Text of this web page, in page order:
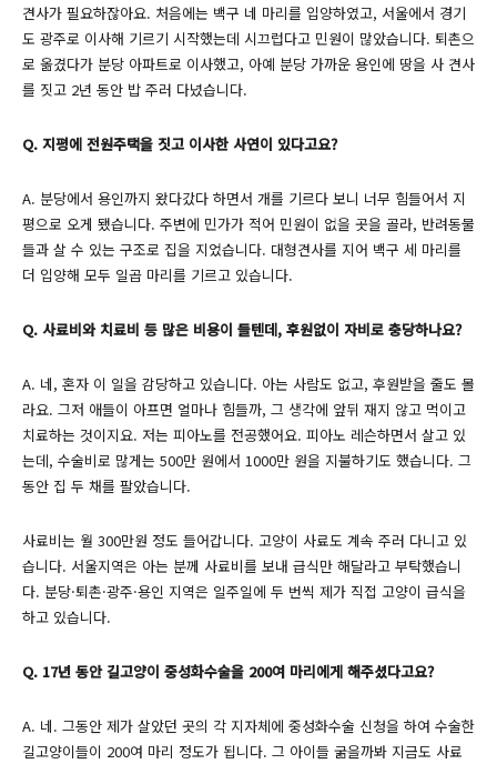
견사가 필요하잖아요. 처음에는 백구 네 마리를 입양하였고, 서울에서 경기
도 광주로 이사해 기르기 시작했는데 시끄럽다고 민원이 많았습니다. 퇴촌으
로 옮겼다가 분당 아파트로 이사했고, 아예 분당 가까운 용인에 땅을 사 견사
를 짓고 2년 동안 밥 주러 다녔습니다.
Q. 지평에 전원주택을 짓고 이사한 사연이 있다고요?
A. 분당에서 용인까지 왔다갔다 하면서 개를 기르다 보니 너무 힘들어서 지
평으로 오게 됐습니다. 주변에 민가가 적어 민원이 없을 곳을 골라, 반려동물
들과 살 수 있는 구조로 집을 지었습니다. 대형견사를 지어 백구 세 마리를
더 입양해 모두 일곱 마리를 기르고 있습니다.
Q. 사료비와 치료비 등 많은 비용이 들텐데, 후원없이 자비로 충당하나요?
A. 네, 혼자 이 일을 감당하고 있습니다. 아는 사람도 없고, 후원받을 줄도 몰
라요. 그저 애들이 아프면 얼마나 힘들까, 그 생각에 앞뒤 재지 않고 먹이고
치료하는 것이지요. 저는 피아노를 전공했어요. 피아노 레슨하면서 살고 있
는데, 수술비로 많게는 500만 원에서 1000만 원을 지불하기도 했습니다. 그
동안 집 두 채를 팔았습니다.
사료비는 월 300만원 정도 들어갑니다. 고양이 사료도 계속 주러 다니고 있
습니다. 서울지역은 아는 분께 사료비를 보내 급식만 해달라고 부탁했습니
다. 분당·퇴촌·광주·용인 지역은 일주일에 두 번씩 제가 직접 고양이 급식을
하고 있습니다.
Q. 17년 동안 길고양이 중성화수술을 200여 마리에게 해주셨다고요?
A. 네. 그동안 제가 살았던 곳의 각 지자체에 중성화수술 신청을 하여 수술한
길고양이들이 200여 마리 정도가 됩니다. 그 아이들 굶을까봐 지금도 사료